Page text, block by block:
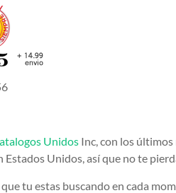
Unidos Inc, con los
Unidos, así que no te
tu estas buscando en cada